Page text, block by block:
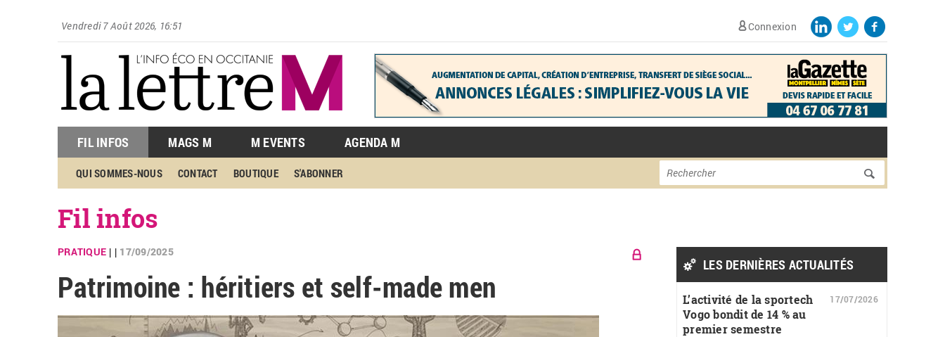
Vendredi 7 Août 2026, 16:51 Connexion
FIL INFOS MAGS M M EVENTS AGENDA M
QUI SOMMES-NOUS CONTACT BOUTIQUE S'ABONNER Formulaire de
Rechercher
Fil infos
PRATIQUE 17/09/2025
Patrimoine : héritiers et self-made men
LES DERNIÈRES ACTUALITÉS
L’activité de la sportech
Vogo bondit de 14 % au
premier semestre
17/07/2026